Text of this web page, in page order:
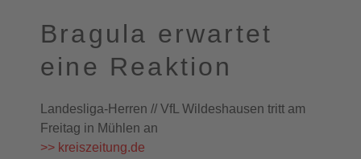
Bragula erwartet
eine Reaktion
Landesliga-Herren // VfL Wildeshausen tritt am
Freitag in Mühlen an
>> kreiszeitung.de